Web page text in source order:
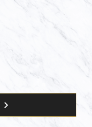
chevron_right